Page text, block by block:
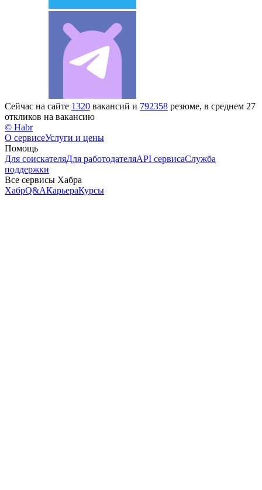
Сейчас на сайте 1320 вакансий и 792358 резюме, в среднем 27
откликов на вакансию
© Habr
О сервисеУслуги и цены
Помощь
Для соискателяДля работодателяAPI сервисаСлужба
поддержки
Все сервисы Хабра
ХабрQ&AКарьераКурсы